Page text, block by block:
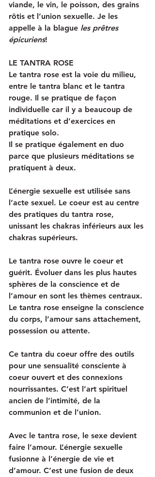
viande, le vin, le poisson, des grains
rôtis et l’union sexuelle. Je les
appelle à la blague les prêtres
épicuriens!
LE TANTRA ROSE
Le tantra rose est la voie du milieu,
entre le tantra blanc et le tantra
rouge. Il se pratique de façon
individuelle car il y a beaucoup de
méditations et d’exercices en
pratique solo.
Il se pratique également en duo
parce que plusieurs méditations se
pratiquent à deux.
L’énergie sexuelle est utilisée sans
l’acte sexuel. Le coeur est au centre
des pratiques du tantra rose,
unissant les chakras inférieurs aux les
chakras supérieurs.
Le tantra rose ouvre le coeur et
guérit. Évoluer dans les plus hautes
sphères de la conscience et de
l’amour en sont les thèmes centraux.
Le tantra rose enseigne la conscience
du corps, l’amour sans attachement,
possession ou attente.
Ce tantra du coeur offre des outils
pour une sensualité consciente à
coeur ouvert et des connexions
nourrissantes. C’est l’art spirituel
ancien de l’intimité, de la
communion et de l’union.
Avec le tantra rose, le sexe devient
faire l’amour. L’énergie sexuelle
fusionne à l’énergie de vie et
d’amour. C’est une fusion de deux